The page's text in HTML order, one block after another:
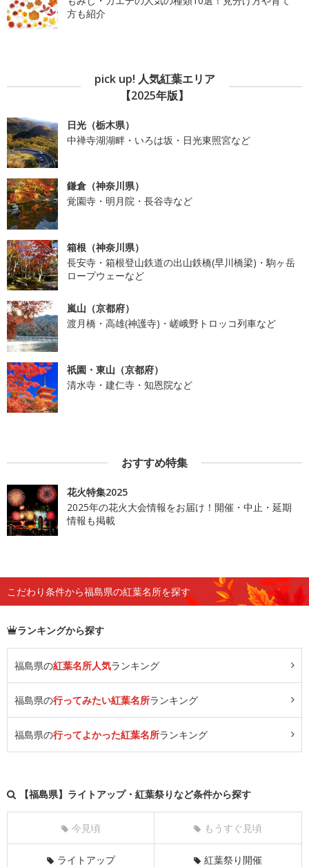
方も紹介
pick up! 人気紅葉エリア
【2025年版】
日光（栃木県）
中禅寺湖湖畔・いろは坂・日光東照宮など
鎌倉（神奈川県）
覚園寺・明月院・長谷寺など
箱根（神奈川県）
長安寺・箱根登山鉄道の出山鉄橋(早川橋梁)・駒ヶ岳
ロープウェーなど
嵐山（京都府）
渡月橋・高雄(神護寺)・嵯峨野トロッコ列車など
祇園・東山（京都府）
清水寺・建仁寺・知恩院など
おすすめ特集
花火特集2025
2025年の花火大会情報をお届け！開催・中止・延期
情報も掲載
こだわり条件から福島県の紅葉名所を探す
ランキングから探す
福島県の紅葉名所人気ランキング
福島県の行ってみたい紅葉名所ランキング
福島県の行ってよかった紅葉名所ランキング
【福島県】ライトアップ・紅葉祭りなど条件から探す
今見頃 もうすぐ見頃
ライトアップ 紅葉祭り開催